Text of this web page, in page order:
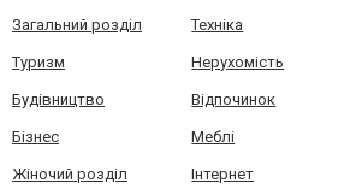
Загальний розділ Техніка
Туризм Нерухомість
Будівництво Відпочинок
Бізнес Меблі
Жіночий розділ Інтернет